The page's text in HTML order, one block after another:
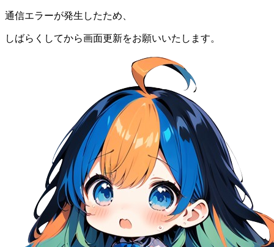
通信エラーが発生したため、
しばらくしてから画面更新をお願いいたします。